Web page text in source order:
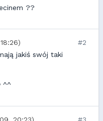
??
#2
jakiś swój taki
^^
20:23)
#3